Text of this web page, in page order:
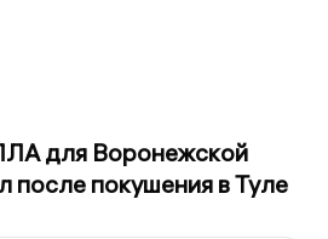
для Воронежской
после покушения в Туле